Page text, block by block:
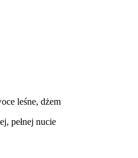
leśne, dżem
pełnej nucie